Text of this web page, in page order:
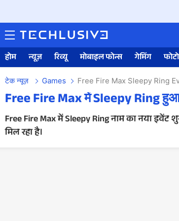
होम न्यूज़ रिव्यू मोबाइल फोन्स गेमिंग फोटो
टेक न्यूज़ Games Free Fire Max Sleepy Ring
Free Fire Max में Sleepy Ring
Free Fire Max में Sleepy Ring नाम का नया
मिल रहा है।